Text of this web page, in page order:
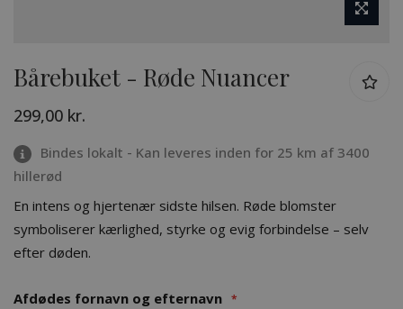
til
af
billedgalleriet
Bårebuket - Røde Nuancer
299,00 kr.
Bindes lokalt - Kan leveres inden for 25 km af 3400
hillerød
En intens og hjertenær sidste hilsen. Røde blomster
symboliserer kærlighed, styrke og evig forbindelse – selv
efter døden.
Afdødes fornavn og efternavn